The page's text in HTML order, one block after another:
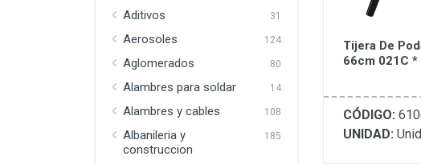
Aditivos 31
Aerosoles 124
Aglomerados 80
Alambres para soldar 14
Alambres y cables 108
Albanileria y
construccion
185
Tijera De
66cm 021C *
CÓDIGO:
UNIDAD: